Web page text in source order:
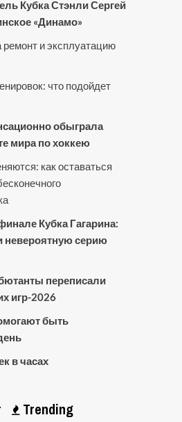
Кубка Стэнли Сергей
«Динамо»
ремонт и эксплуатацию
что подойдет
обыграла
мира по хоккею
как оставаться
Кубка Гагарина:
серию
переписали
игр-2026
быть
в часах
Trending